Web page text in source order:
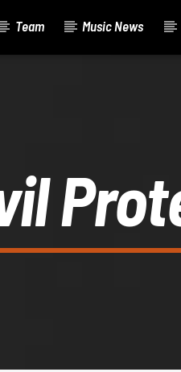
Team Music News